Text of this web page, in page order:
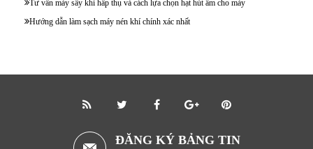
Tư vấn máy sấy khí hấp thụ và cách lựa chọn hạt hút ẩm cho máy
Hướng dẫn làm sạch máy nén khí chính xác nhất
ĐĂNG KÝ BẢNG TIN